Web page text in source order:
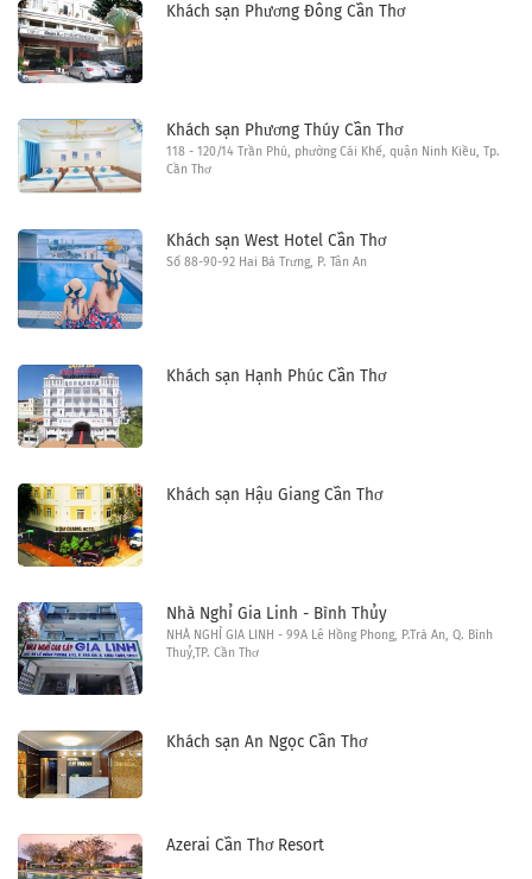
Khách sạn Phương Đông Cần Thơ
Khách sạn Phương Thúy Cần Thơ
118 - 120/14 Trần Phú, phường Cái Khế, quận Ninh Kiều, Tp.
Cần Thơ
Khách sạn West Hotel Cần Thơ
Số 88-90-92 Hai Bà Trưng, P. Tân An
Khách sạn Hạnh Phúc Cần Thơ
Khách sạn Hậu Giang Cần Thơ
Nhà Nghỉ Gia Linh - Bình Thủy
NHÀ NGHỈ GIA LINH - 99A Lê Hồng Phong, P.Trà An, Q. Bình
Thuỷ,TP. Cần Thơ
Khách sạn An Ngọc Cần Thơ
Azerai Cần Thơ Resort